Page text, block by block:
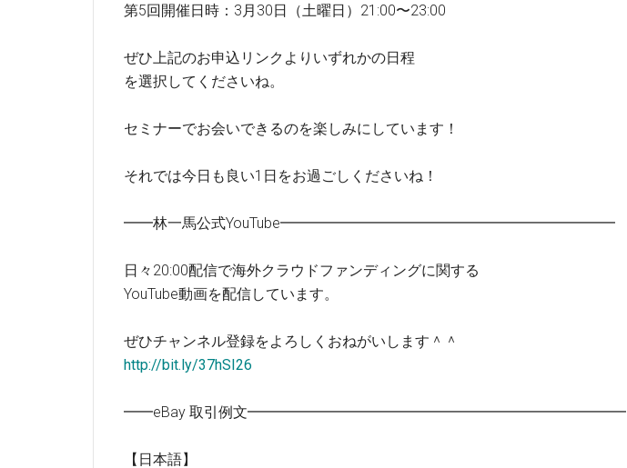
第5回開催日時：3月30日（土曜日）21:00〜23:00
ぜひ上記のお申込リンクよりいずれかの日程
を選択してくださいね。
セミナーでお会いできるのを楽しみにしています！
それでは今日も良い1日をお過ごしくださいね！
━━林一馬公式YouTube━━━━━━━━━━━━━━━━━━━━━━━
日々20:00配信で海外クラウドファンディングに関する
YouTube動画を配信しています。
ぜひチャンネル登録をよろしくおねがいします＾＾
http://bit.ly/37hSI26
━━eBay 取引例文━━━━━━━━━━━━━━━━━━━━━━━━━━
【日本語】